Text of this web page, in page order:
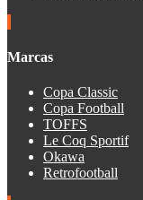
Marcas
Copa Classic
Copa Football
TOFFS
Le Coq Sportif
Okawa
Retrofootball